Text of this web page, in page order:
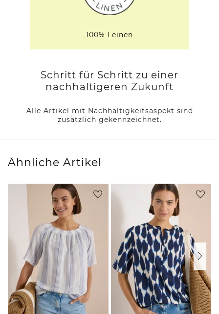
100% Leinen
Schritt für Schritt zu einer
nachhaltigeren Zukunft
Alle Artikel mit Nachhaltigkeitsaspekt sind
zusätzlich gekennzeichnet.
Ähnliche Artikel